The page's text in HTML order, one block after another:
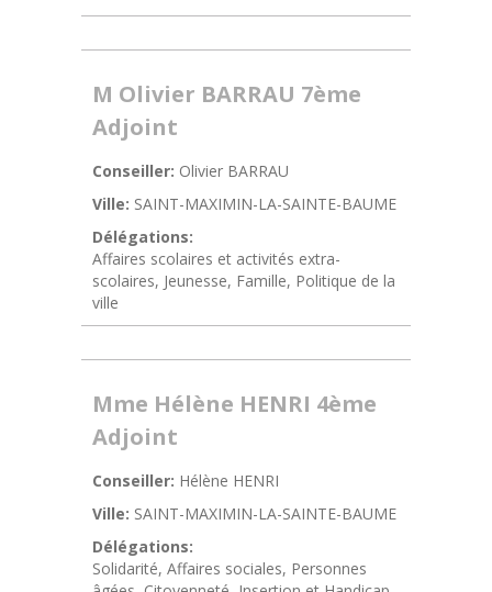
M Olivier BARRAU 7ème
Adjoint
Conseiller: Olivier BARRAU
Ville: SAINT-MAXIMIN-LA-SAINTE-BAUME
Délégations:
Affaires scolaires et activités extra-
scolaires, Jeunesse, Famille, Politique de la
ville
Mme Hélène HENRI 4ème
Adjoint
Conseiller: Hélène HENRI
Ville: SAINT-MAXIMIN-LA-SAINTE-BAUME
Délégations:
Solidarité, Affaires sociales, Personnes